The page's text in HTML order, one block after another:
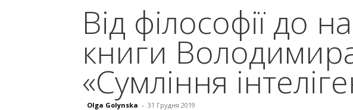
Від філософії до
книги
«Сумління
Olga Golynska - 31 Грудня 2019